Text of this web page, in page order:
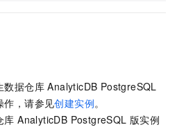
数据仓库 AnalyticDB PostgreSQL
作，请参见创建实例。
库 AnalyticDB PostgreSQL 版实例